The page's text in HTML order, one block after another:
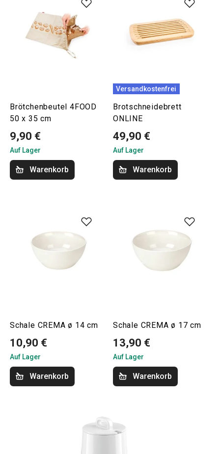
Brötchenbeutel 4FOOD
50 x 35 cm
9,90 €
Auf Lager
Warenkorb
Versandkostenfrei
Brotschneidebrett
ONLINE
49,90 €
Auf Lager
Warenkorb
Schale CREMA ø 14 cm
10,90 €
Auf Lager
Warenkorb
Schale CREMA ø 17 cm
13,90 €
Auf Lager
Warenkorb